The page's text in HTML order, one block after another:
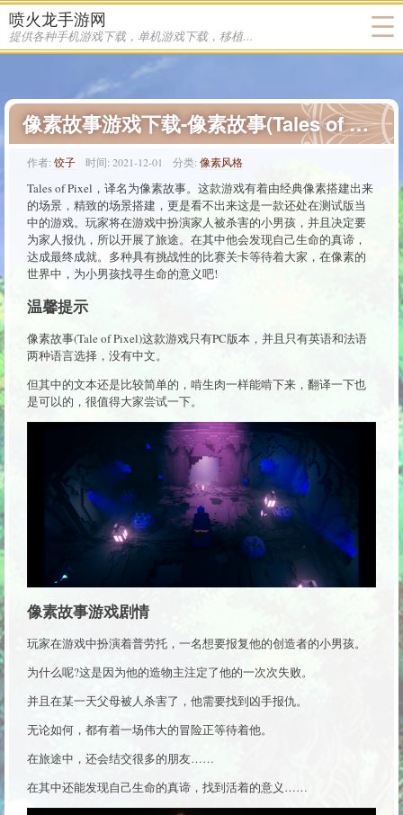
喷火龙手游网
提供各种手机游戏下载，单机游戏下载，移植游戏下载
像素故事游戏下载-像素故事(Tales of Pixel)游戏测试版下载
作者: 饺子 时间: 2021-12-01 分类: 像素风格
Tales of Pixel，译名为像素故事。这款游戏有着由经典像素搭建出来
的场景，精致的场景搭建，更是看不出来这是一款还处在测试版当
中的游戏。玩家将在游戏中扮演家人被杀害的小男孩，并且决定要
为家人报仇，所以开展了旅途。在其中他会发现自己生命的真谛，
达成最终成就。多种具有挑战性的比赛关卡等待着大家，在像素的
世界中，为小男孩找寻生命的意义吧!
温馨提示
像素故事(Tale of Pixel)这款游戏只有PC版本，并且只有英语和法语
两种语言选择，没有中文。
但其中的文本还是比较简单的，啃生肉一样能啃下来，翻译一下也
是可以的，很值得大家尝试一下。
像素故事游戏剧情
玩家在游戏中扮演着普劳托，一名想要报复他的创造者的小男孩。
为什么呢?这是因为他的造物主注定了他的一次次失败。
并且在某一天父母被人杀害了，他需要找到凶手报仇。
无论如何，都有着一场伟大的冒险正等待着他。
在旅途中，还会结交很多的朋友……
在其中还能发现自己生命的真谛，找到活着的意义……